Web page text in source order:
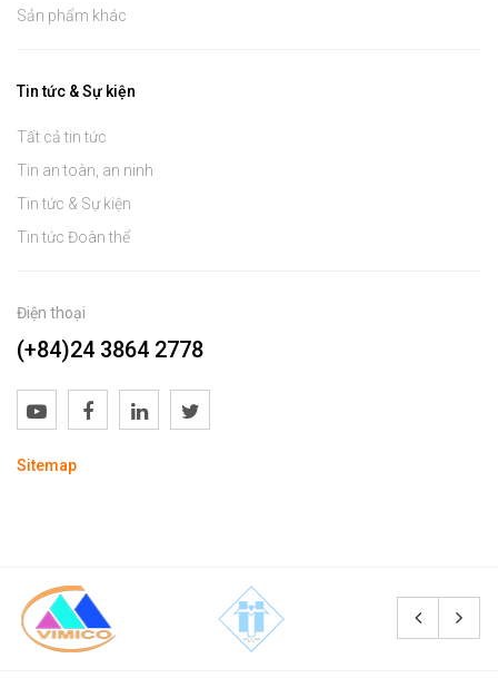
Sản phẩm khác
Tin tức & Sự kiện
Tất cả tin tức
Tin an toàn, an ninh
Tin tức & Sự kiện
Tin tức Đoàn thể
Điện thoại
(+84)24 3864 2778
Sitemap